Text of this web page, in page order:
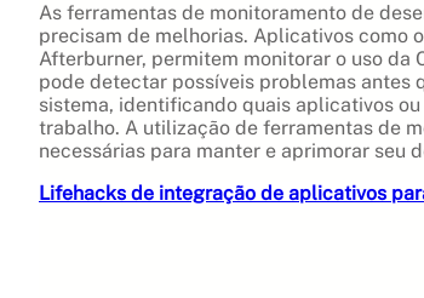
As ferramentas de monitoramento de
precisam de melhorias. Aplicativos como
Afterburner, permitem monitorar o uso da
pode detectar possíveis problemas antes
sistema, identificando quais aplicativos
trabalho. A utilização de ferramentas de
necessárias para manter e aprimorar seu
Lifehacks de integração de aplicativos